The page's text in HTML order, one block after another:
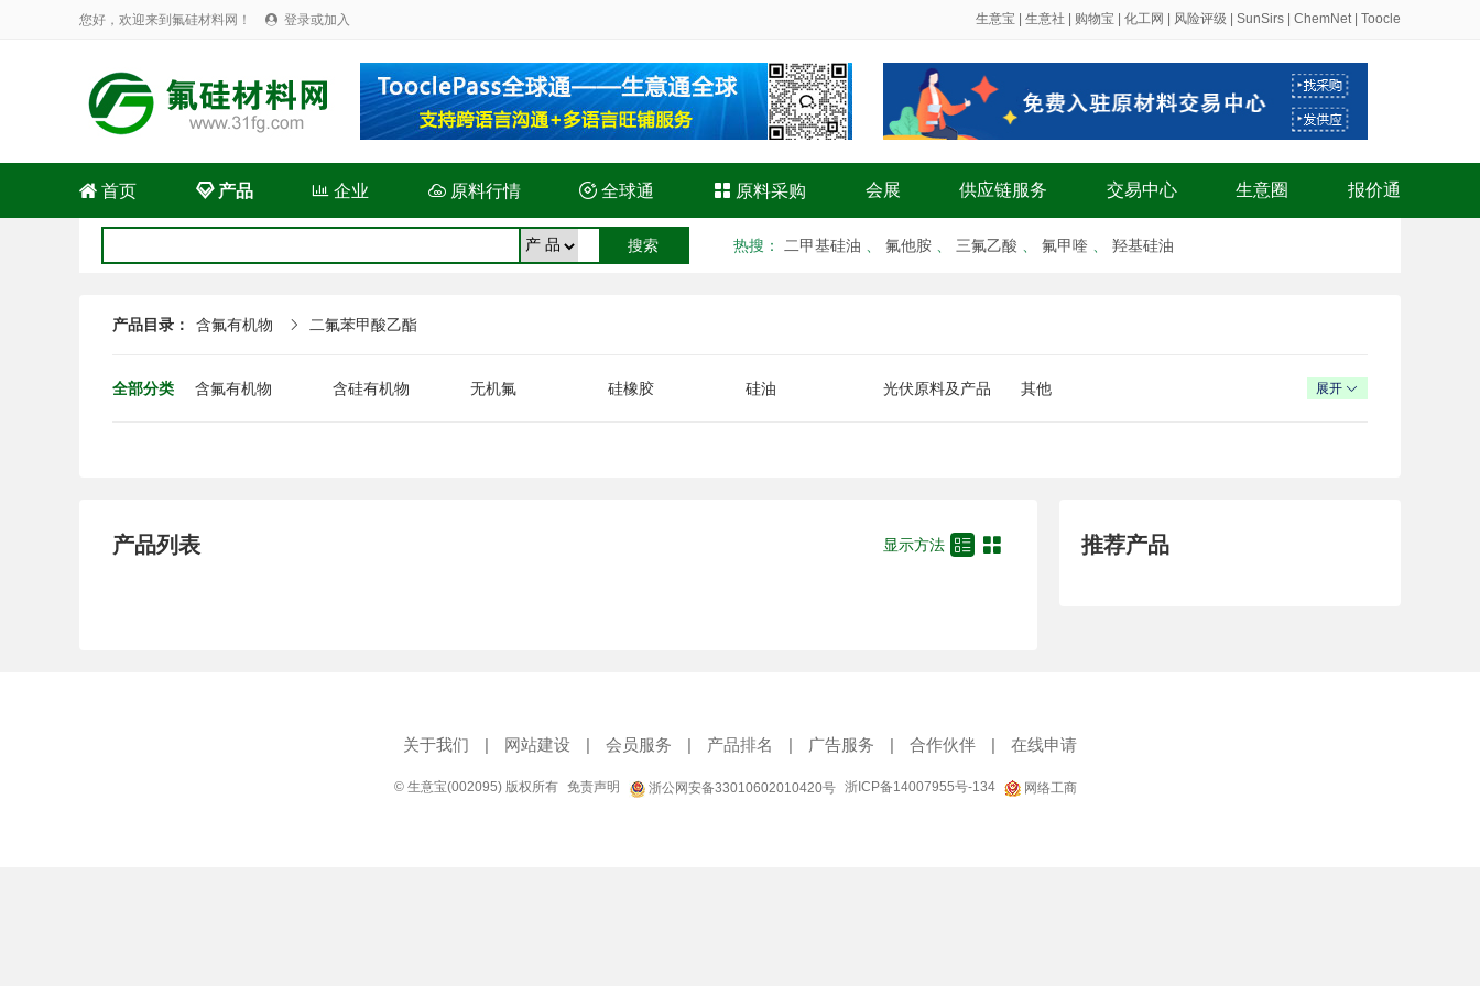
您好，欢迎来到氟硅材料网！  登录或加入 生意宝 生意社 购物宝 化工网 风险评级 SunSirs ChemNet| Toocle
 首页 产品  企业 原料行情  全球通  原料采购 会展 供应链服务 交易中心 生意圈 报价通
热搜 ： 二甲基硅油 氟他胺 三氟乙酸 氟甲喹 羟基硅油
产品目录： 含氟有机物  二氟苯甲酸乙酯
全部分类 含氟有机物 含硅有机物 无机氟 硅橡胶 硅油 光伏原料及产品 其他 展开 
产品列表 显示方法   推荐产品
关于我们 | 网站建设 | 会员服务 | 产品排名 | 广告服务 | 合作伙伴 | 在线申请
© 生意宝(002095) 版权所有 免责声明 浙公网安备33010602010420号 浙ICP备14007955号-134 网络工商